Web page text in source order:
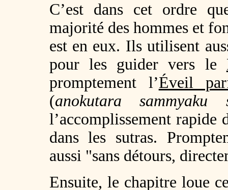
C’est dans cet ordre
majorité des hommes et
est en eux. Ils utilisent
pour les guider vers le
promptement l’Éveil
(anokutara sammyaku
l’accomplissement rapide
dans les sutras.
aussi "sans détours,
Ensuite, le chapitre loue